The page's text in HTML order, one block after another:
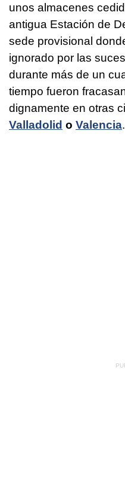
unos almacenes
antigua Estación de
sede provisional
ignorado por las
durante más de un
tiempo fueron
dignamente en otras
Valladolid o Valencia.